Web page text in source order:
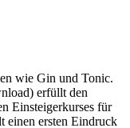
wie Gin und Tonic.
erfüllt den
Einsteigerkurses für
einen ersten Eindruck